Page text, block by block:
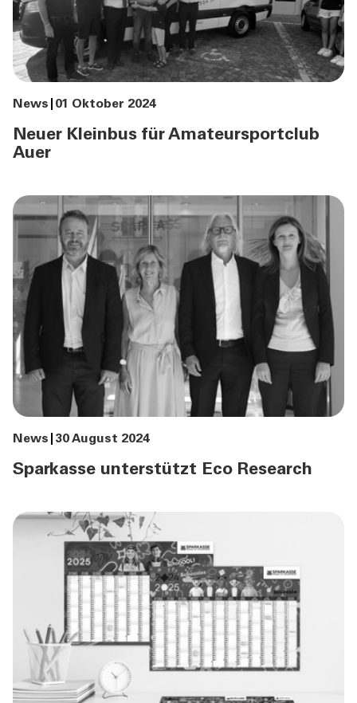
News 01 Oktober 2024
Neuer Kleinbus für Amateursportclub
Auer
News 30 August 2024
Sparkasse unterstützt Eco Research